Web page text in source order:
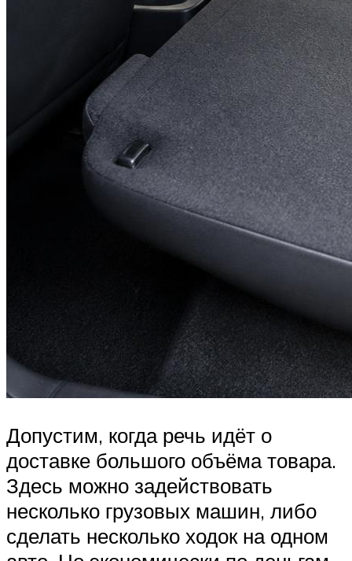
Допустим, когда речь идёт о
доставке большого объёма товара.
Здесь можно задействовать
несколько грузовых машин, либо
сделать несколько ходок на одном